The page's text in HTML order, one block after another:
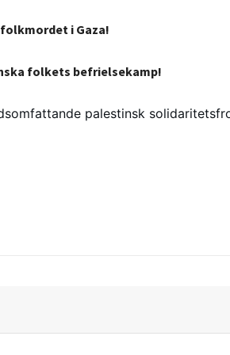
i Gaza!
folkets befrielsekamp!
palestinsk